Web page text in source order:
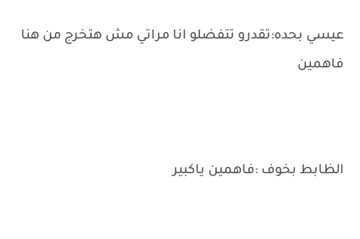
عيسي بحده:تقدرو تتفضلو انا مراتي مش هتخرج من هنا
فاهمين
الظابط بخوف :فاهمين ياكبير